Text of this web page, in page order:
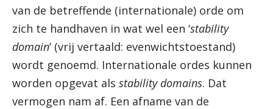
van de betreffende (internationale) orde om
zich te handhaven in wat wel een ‘stability
domain’ (vrij vertaald: evenwichtstoestand)
wordt genoemd. Internationale ordes kunnen
worden opgevat als stability domains. Dat
vermogen nam af. Een afname van de